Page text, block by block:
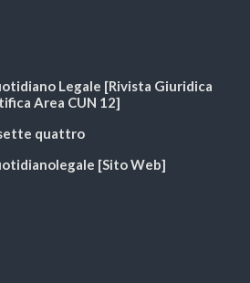
Legale [Rivista Giuridica
Area CUN 12]
quattro
[Sito Web]